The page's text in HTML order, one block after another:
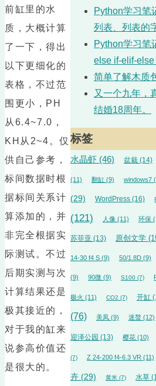
前缸里的水
质，大概计算
了一下，得出
以下更细化的
表格，不过范
围更小，PH
从6.4~7.0，
KH从2~4。仅
供自己参考，
标间数据时根
据标间关系计
算添加的，并
非完全根据实
际测试。不过
后期实测与次
计算结果还是
极其接近的，
对于我的缸来
说参高价值还
是很大的。
Python学习笔
列表、列表的
Python学习笔
else if-elif-else
简单了解木质
又一个九年，
结婚18周年。
标签
水晶虾 (46) 盆栽 (14)
(11) 翻缸 (9) windows7
(29) WordPress (16)
(121)
人像 (11) 环保
苏菲亚 (13) 原创文学
14-30 f4 S (9) 50/1.8D (9)
(9) 90微 (9) S100 (7)
极火 (11) CO2 (7) 开缸
(76)
美凤 (9) 迷螯 (12)
迎泽公园 (13) 樱花 (10)
(7) Z 24-200 f4-6.3 VR (11)
卉 (29) 黄米 (7) 水草